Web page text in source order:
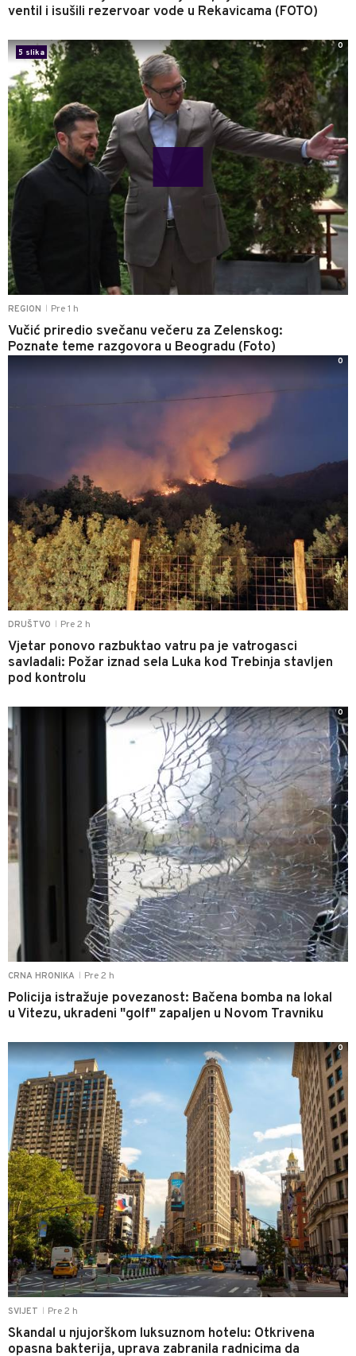
ventil i isušili rezervoar vode u Rekavicama (FOTO)
REGION Pre 1 h
Vučić priredio svečanu večeru za Zelenskog:
Poznate teme razgovora u Beogradu (Foto)
5 slika
0
DRUŠTVO Pre 2 h
Vjetar ponovo razbuktao vatru pa je vatrogasci
savladali: Požar iznad sela Luka kod Trebinja stavljen
pod kontrolu
0
CRNA HRONIKA Pre 2 h
Policija istražuje povezanost: Bačena bomba na lokal
u Vitezu, ukradeni "golf" zapaljen u Novom Travniku
0
SVIJET Pre 2 h
Skandal u njujorškom luksuznom hotelu: Otkrivena
opasna bakterija, uprava zabranila radnicima da
0